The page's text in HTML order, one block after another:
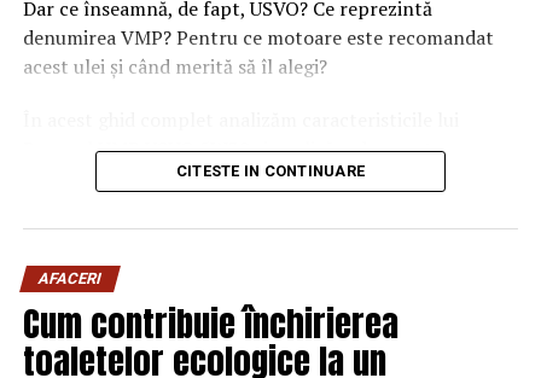
Dar ce înseamnă, de fapt, USVO? Ce reprezintă
denumirea VMP? Pentru ce motoare este recomandat
acest ulei și când merită să îl alegi?
Ravenol VMP USVO 5W30 și explicăm de ce este
considerat unul dintre cele mai performante uleiuri de
Ravenol este un producător german de lubrifianți
fondat în anul 1946 și recunoscut la nivel internațional
pentru dezvoltarea deuleiuri de motor premium
CITESTE IN CONTINUARE
AFACERI
Cum contribuie închirierea
toaletelor ecologice la un